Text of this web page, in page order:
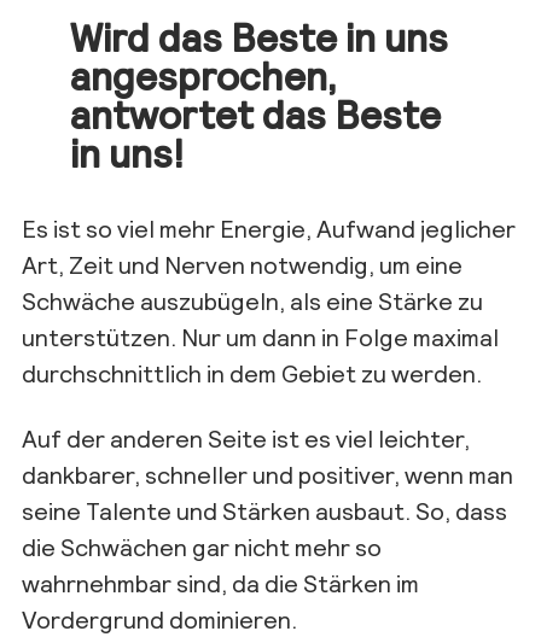
Wird das Beste in uns
angesprochen,
antwortet das Beste
in uns!
Es ist so viel mehr Energie, Aufwand jeglicher
Art, Zeit und Nerven notwendig, um eine
Schwäche auszubügeln, als eine Stärke zu
unterstützen. Nur um dann in Folge maximal
durchschnittlich in dem Gebiet zu werden.
Auf der anderen Seite ist es viel leichter,
dankbarer, schneller und positiver, wenn man
seine Talente und Stärken ausbaut. So, dass
die Schwächen gar nicht mehr so
wahrnehmbar sind, da die Stärken im
Vordergrund dominieren.